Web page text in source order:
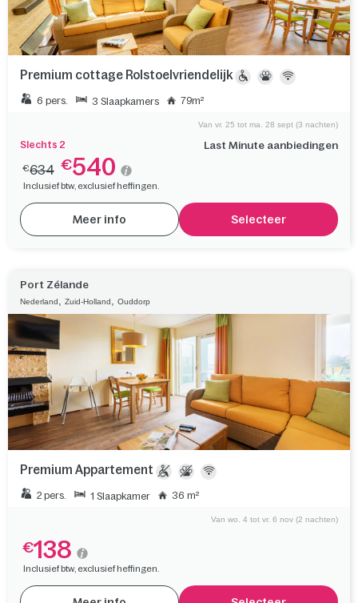
Premium cottage Rolstoelvriendelijk
6 pers. 3 Slaapkamers 79m²
Slechts 2 Last Minute aanbiedingen
Van vr. 25 tot ma. 28 sept (3 nachten)
€634 €540
Inclusief btw, exclusief heffingen.
Meer info Selecteer
Port Zélande
Nederland Zuid-Holland Ouddorp
Premium Appartement
2 pers. 1 Slaapkamer 36 m²
Van wo. 4 tot vr. 6 nov (2 nachten)
€138
Inclusief btw, exclusief heffingen.